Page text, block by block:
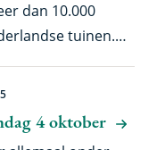
kringloop. Een
van het
(NIOO-KNAW)
dan 10.000
tuinen.
voor de
dorp. Samen
organiseerde het
4 oktober